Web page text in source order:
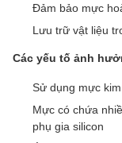
Đảm bảo mực
Lưu trữ vật liệu
Các yếu tố ảnh
Sử dụng mực
Mực có chứa
phụ gia silicon